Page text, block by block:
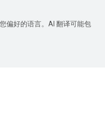
偏好的语言。AI 翻译可能包